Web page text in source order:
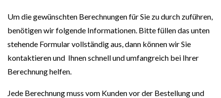
Um die gewünschten Berechnungen für Sie zu durch zuführen,
benötigen wir folgende Informationen. Bitte füllen das unten
stehende Formular vollständig aus, dann können wir Sie
kontaktieren und Ihnen schnell und umfangreich bei Ihrer
Berechnung helfen.
Jede Berechnung muss vom Kunden vor der Bestellung und